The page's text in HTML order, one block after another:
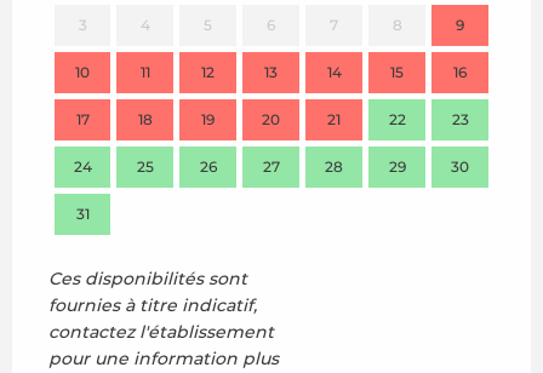
3 4 5 6 7 8 9
10 11 12 13 14 15 16
17 18 19 20 21 22 23
24 25 26 27 28 29 30
31
Ces disponibilités sont
fournies à titre indicatif,
contactez l'établissement
pour une information plus